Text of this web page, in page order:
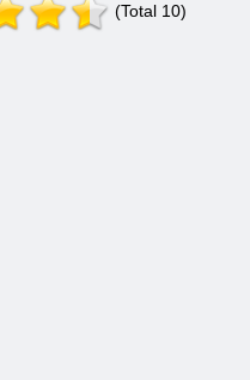
(Total 10)